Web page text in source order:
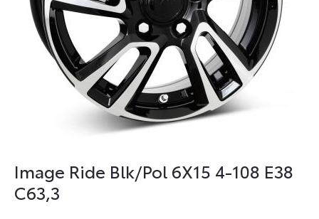
Image Ride Blk/Pol 6X15 4-108 E38
C63,3